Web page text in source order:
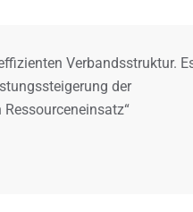
Verbandsstruktur.
der